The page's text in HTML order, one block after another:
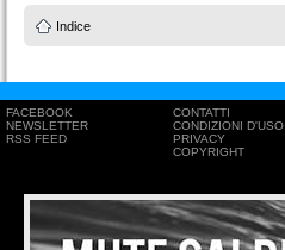
Indice
FACEBOOK
NEWSLETTER
RSS FEED
CONTATTI
CONDIZIONI D'USO
PRIVACY
COPYRIGHT